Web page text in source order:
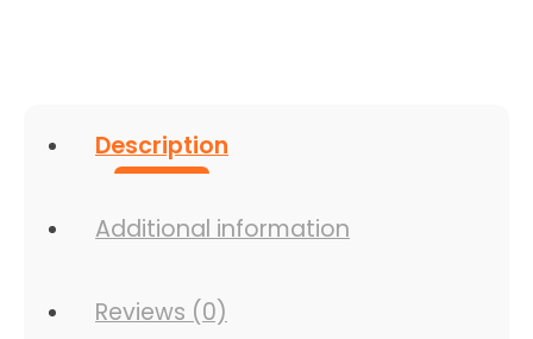
Description
Additional information
Reviews (0)